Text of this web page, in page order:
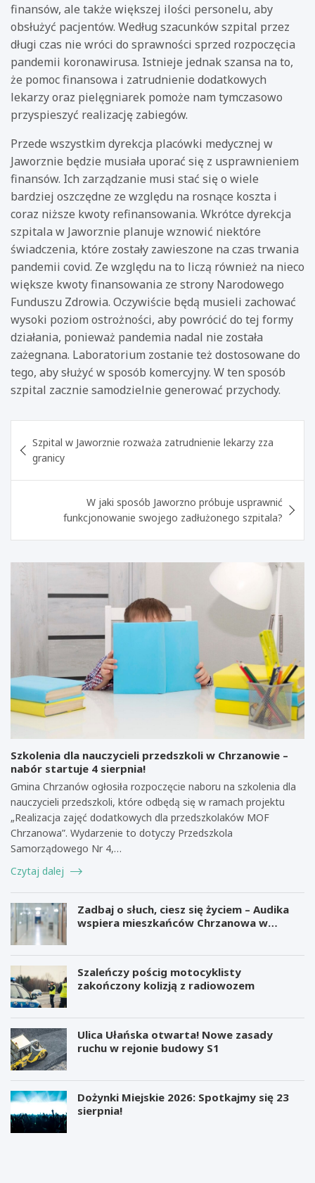
finansów, ale także większej ilości personelu, aby
obsłużyć pacjentów. Według szacunków szpital przez
długi czas nie wróci do sprawności sprzed rozpoczęcia
pandemii koronawirusa. Istnieje jednak szansa na to,
że pomoc finansowa i zatrudnienie dodatkowych
lekarzy oraz pielęgniarek pomoże nam tymczasowo
przyspieszyć realizację zabiegów.
Przede wszystkim dyrekcja placówki medycznej w
Jaworznie będzie musiała uporać się z usprawnieniem
finansów. Ich zarządzanie musi stać się o wiele
bardziej oszczędne ze względu na rosnące koszta i
coraz niższe kwoty refinansowania. Wkrótce dyrekcja
szpitala w Jaworznie planuje wznowić niektóre
świadczenia, które zostały zawieszone na czas trwania
pandemii covid. Ze względu na to liczą również na nieco
większe kwoty finansowania ze strony Narodowego
Funduszu Zdrowia. Oczywiście będą musieli zachować
wysoki poziom ostrożności, aby powrócić do tej formy
działania, ponieważ pandemia nadal nie została
zażegnana. Laboratorium zostanie też dostosowane do
tego, aby służyć w sposób komercyjny. W ten sposób
szpital zacznie samodzielnie generować przychody.
wpisu
Szpital w Jaworznie rozważa zatrudnienie lekarzy zza
granicy
W jaki sposób Jaworzno próbuje usprawnić
funkcjonowanie swojego zadłużonego szpitala?
Szkolenia dla nauczycieli przedszkoli w Chrzanowie –
nabór startuje 4 sierpnia!
Gmina Chrzanów ogłosiła rozpoczęcie naboru na szkolenia dla
nauczycieli przedszkoli, które odbędą się w ramach projektu
„Realizacja zajęć dodatkowych dla przedszkolaków MOF
Chrzanowa”. Wydarzenie to dotyczy Przedszkola
Samorządowego Nr 4,…
Czytaj dalej
Zadbaj o słuch, ciesz się życiem – Audika
wspiera mieszkańców Chrzanowa w
Szaleńczy pościg motocyklisty
zakończony kolizją z radiowozem
Ulica Ułańska otwarta! Nowe zasady
ruchu w rejonie budowy S1
Dożynki Miejskie 2026: Spotkajmy się 23
sierpnia!
M
B